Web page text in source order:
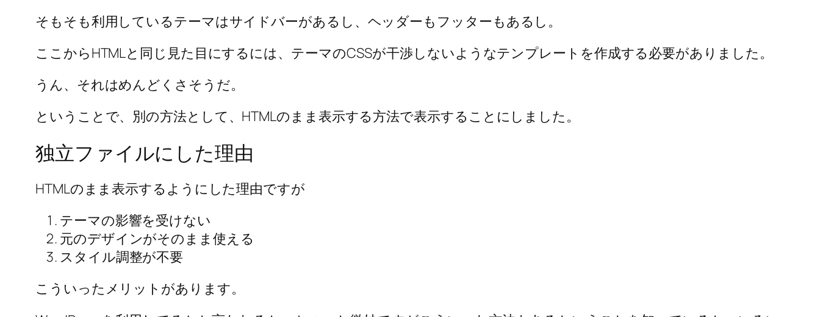
そもそも利用しているテーマはサイドバーがあるし、ヘッダーもフッターもあるし。
ここからHTMLと同じ見た目にするには、テーマのCSSが干渉しないようなテンプレートを作成する必要がありました。
うん、それはめんどくさそうだ。
ということで、別の方法として、HTMLのまま表示する方法で表示することにしました。
独立ファイルにした理由
HTMLのまま表示するようにした理由ですが
テーマの影響を受けない
元のデザインがそのまま使える
スタイル調整が不要
こういったメリットがあります。